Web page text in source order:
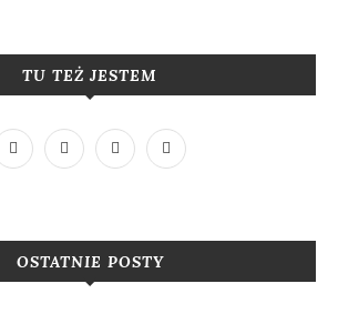
TU TEŻ JESTEM
OSTATNIE POSTY